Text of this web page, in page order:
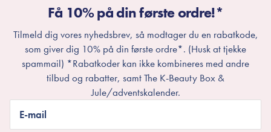
Få 10% på din første ordre!*
Tilmeld dig vores nyhedsbrev, så modtager du en rabatkode,
som giver dig 10% på din første ordre*. (Husk at tjekke
spammail) *Rabatkoder kan ikke kombineres med andre
tilbud og rabatter, samt The K-Beauty Box &
Jule/adventskalender.
E-mail